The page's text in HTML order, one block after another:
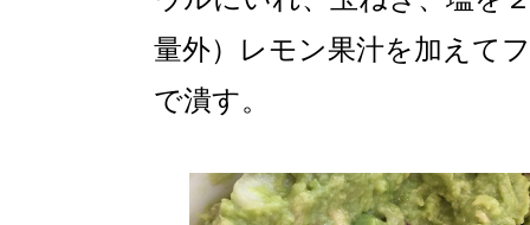
量外）レモン果汁を加えて
で潰す。